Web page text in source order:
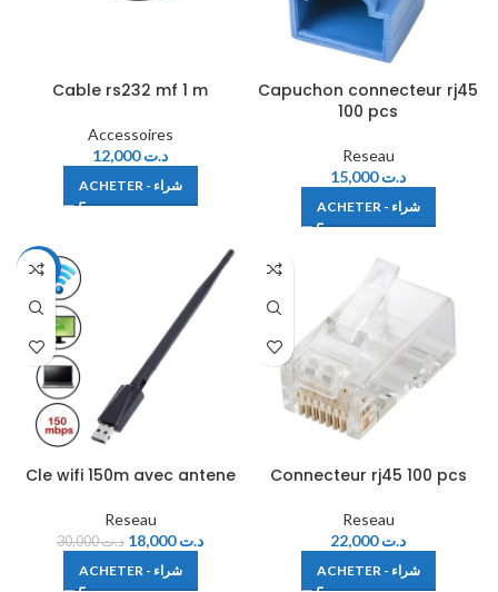
Cable rs232 mf 1 m
Accessoires
د.ت12,000
ACHETER - شراء
Capuchon connecteur rj45
100 pcs
Reseau
د.ت15,000
ACHETER - شراء
-40%
Cle wifi 150m avec antene
Reseau
د.ت30,000 د.ت18,000
ACHETER - شراء
Connecteur rj45 100 pcs
Reseau
د.ت22,000
ACHETER - شراء